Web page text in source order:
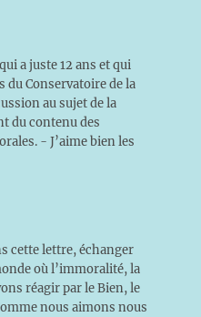
a juste 12 ans et qui
du Conservatoire de la
au sujet de la
du contenu des
- J’aime bien les
cette lettre, échanger
où l’immoralité, la
réagir par le Bien, le
nous aimons nous